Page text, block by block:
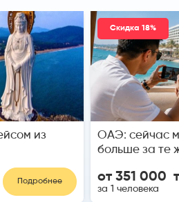
из
Подробнее
Скидка 18%
ОАЭ: сейчас
больше за те
от 351 000
за 1 человека